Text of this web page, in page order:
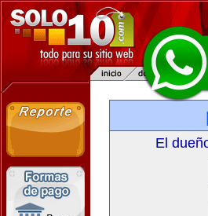
El